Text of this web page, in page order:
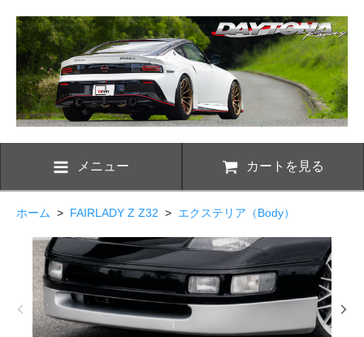
メニュー カートを見る
ホーム > FAIRLADY Z Z32 > エクステリア（Body）